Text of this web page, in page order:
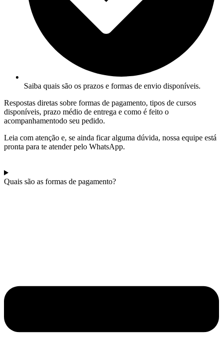
Saiba quais são os prazos e formas de envio disponíveis.
Respostas diretas sobre formas de pagamento, tipos de cursos
disponíveis, prazo médio de entrega e como é feito o
acompanhamentodo seu pedido.
Leia com atenção e, se ainda ficar alguma dúvida, nossa equipe está
pronta para te atender pelo WhatsApp.
Quais são as formas de pagamento?